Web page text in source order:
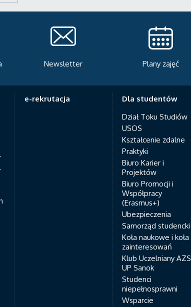
Plany zajęć Serwis rekrutacyjny
e-rekrutacja
Dla studentów
Dział Toku Studiów
USOS
Kształcenie zdalne
Praktyki
Biuro Karier i
Projektów
Biuro Promocji i
Współpracy
(Erasmus+)
Ubezpieczenia
Samorząd studencki
Koła naukowe i koła
zainteresowań
Klub Uczelniany AZS
UP Sanok
Studenci
niepełnosprawni
Wsparcie